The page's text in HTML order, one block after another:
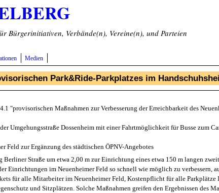
Bürgerinitiativen, Verbände(n), Vereine(n), und Parteien
Medien
Park&Ride-Parkplatzes im
"provisorischen Maßnahmen zur Verbesserung der Erreichbarkeit des
Umgehungsstraße Dossenheim mit einer Fahrtmöglichkeit für Busse zum
Feld zur Ergänzung des städtischen ÖPNV-Angebotes
Straße um etwa 2,00 m zur Einrichtung eines etwa 150 m langen
im Neuenheimer Feld so schnell wie möglich zu verbessern,
für alle Mitarbeiter im Neuenheimer Feld, Kostenpflicht für alle
und Sitzplätzen. Solche Maßnahmen greifen den Ergebnissen des